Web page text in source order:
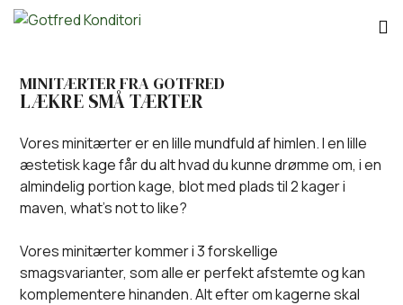
MINITÆRTER FRA GOTFRED
LÆKRE SMÅ TÆRTER
Vores minitærter er en lille mundfuld af himlen. I en lille
æstetisk kage får du alt hvad du kunne drømme om, i en
almindelig portion kage, blot med plads til 2 kager i
maven, what’s not to like?
Vores minitærter kommer i 3 forskellige
smagsvarianter, som alle er perfekt afstemte og kan
komplementere hinanden. Alt efter om kagerne skal